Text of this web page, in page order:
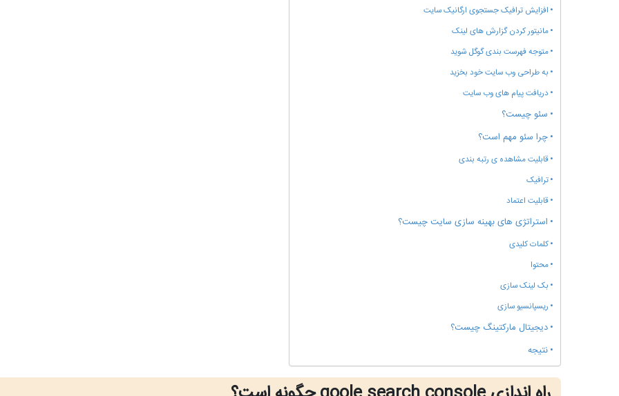
افزایش ترافیک جستجوی ارگانیک سایت
مانیتور کردن گزارش های لینک
متوجه فهرست بندی گوگل شوید
به طراحی وب سایت خود بخزید
دریافت پیام های وب سایت
سئو چیست؟
چرا سئو مهم است؟
قابلیت مشاهده ی رتبه بندی
ترافیک
قابلیت اعتماد
استراتژی های بهینه سازی سایت چیست؟
کلمات کلیدی
محتوا
بک لینک سازی
ریسپانسیو سازی
دیجیتال مارکتینگ چیست؟
نتیجه